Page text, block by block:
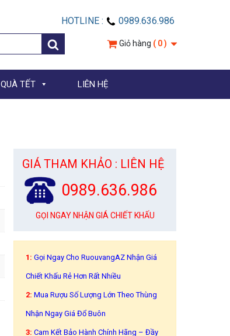
HOTLINE :
0989.636.986
Giỏ hàng ( 0 )
QUÀ TẾT LIÊN HỆ
GIÁ THAM KHẢO : LIÊN HỆ
0989.636.986
GỌI NGAY NHẬN GIÁ CHIẾT KHẤU
1:Gọi Ngay Cho RuouvangAZ Nhận Giá
Chiết Khấu Rẻ Hơn Rất Nhiều
2:Mua Rượu Số Lượng Lớn Theo Thùng
Nhận Ngay Giá Đổ Buôn
3: Cam Kết Bảo Hành Chính Hãng – Đầy